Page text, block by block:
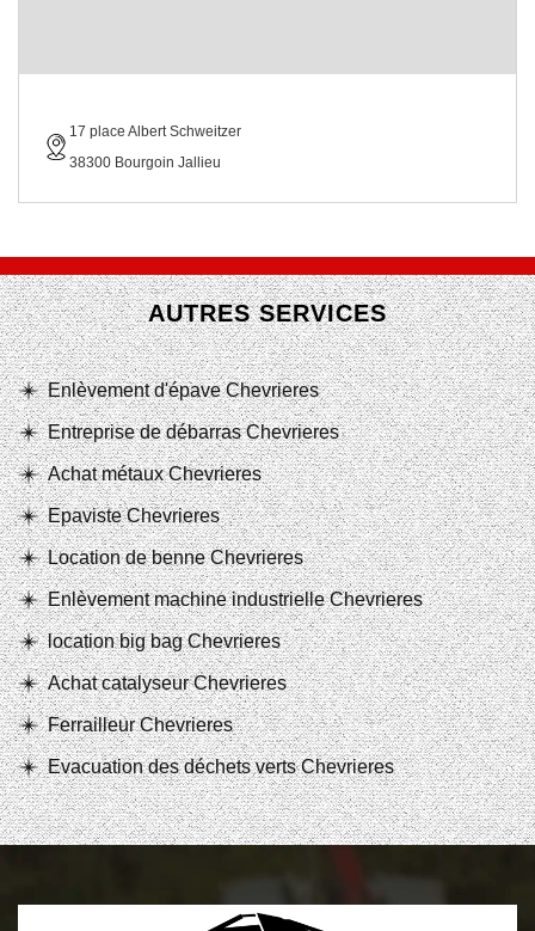
17 place Albert Schweitzer
38300 Bourgoin Jallieu
AUTRES SERVICES
Enlèvement d'épave Chevrieres
Entreprise de débarras Chevrieres
Achat métaux Chevrieres
Epaviste Chevrieres
Location de benne Chevrieres
Enlèvement machine industrielle Chevrieres
location big bag Chevrieres
Achat catalyseur Chevrieres
Ferrailleur Chevrieres
Evacuation des déchets verts Chevrieres